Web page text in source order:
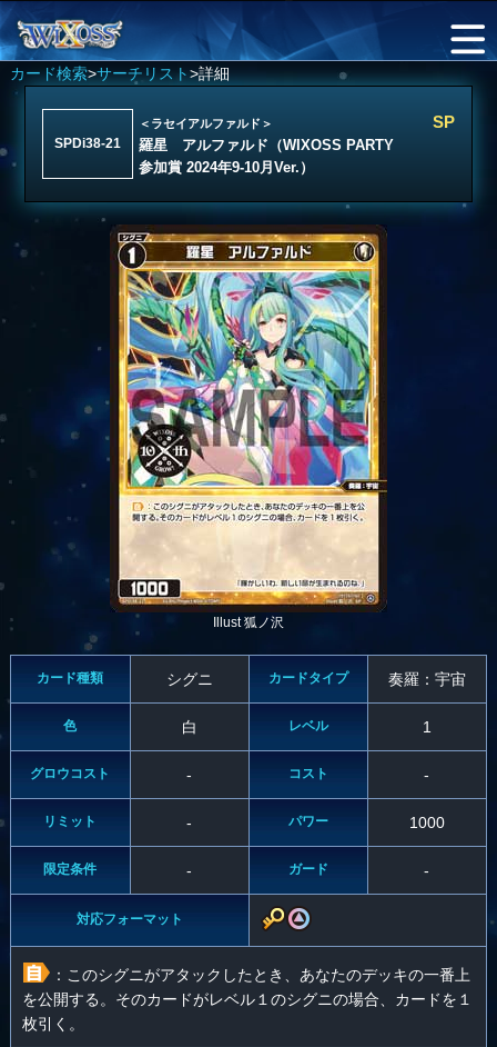
カード検索>サーチリスト>詳細
SPDi38-21
＜ラセイアルファルド＞
羅星 アルファルド（WIXOSS PARTY
参加賞 2024年9-10月Ver.）
SP
Illust 狐ノ沢
カード種類 シグニ カードタイプ 奏羅：宇宙
色 白 レベル 1
グロウコスト - コスト -
リミット - パワー 1000
限定条件 - ガード -
対応フォーマット
：このシグニがアタックしたとき、あなたのデッキの一番上
を公開する。そのカードがレベル１のシグニの場合、カードを１
枚引く。